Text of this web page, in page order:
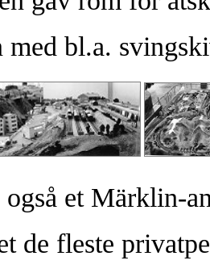
med bl.a.
et Märklin-
de fleste